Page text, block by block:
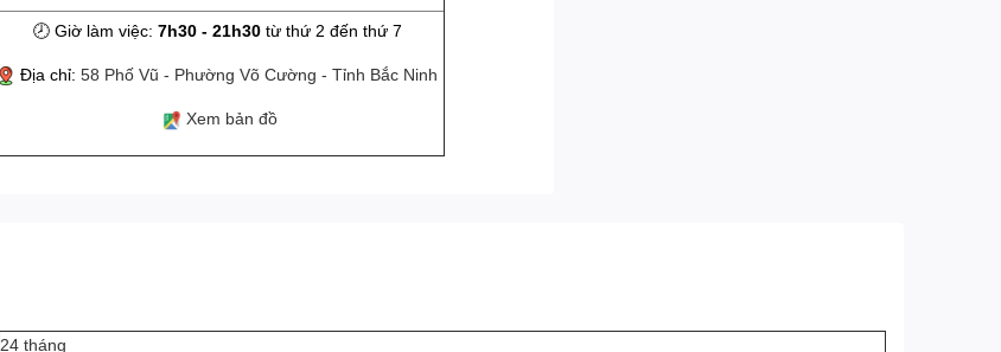
🕗 Giờ làm việc: 7h30 - 21h30từ thứ 2 đến thứ 7
Địa chỉ:58 Phố Vũ - Phường Võ Cường - Tỉnh Bắc Ninh
Xem bản đồ
24 tháng